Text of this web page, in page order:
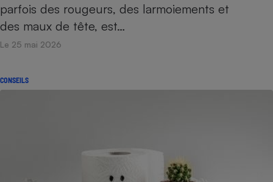
parfois des rougeurs, des larmoiements et
des maux de tête, est…
Le 25 mai 2026
CONSEILS